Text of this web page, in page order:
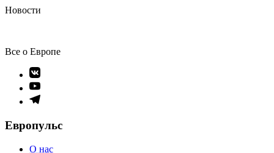
Новости
Все о Европе
Элемент
меню
Элемент
меню
Элемент
Европульс
О нас